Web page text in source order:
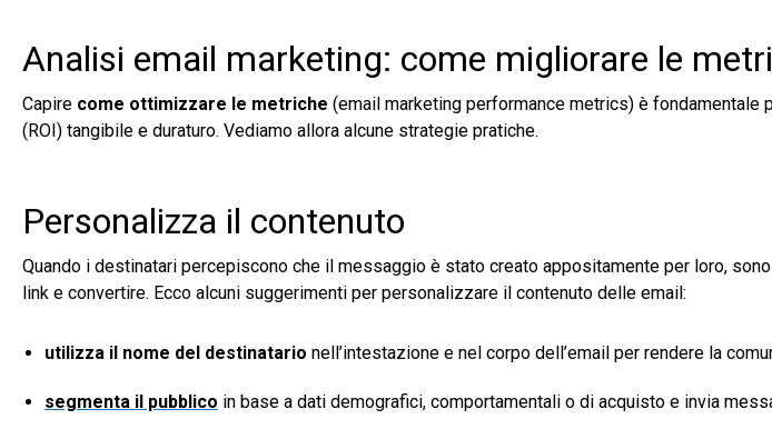
Analisi email marketing: come migliorare le
Capire come ottimizzare le metriche (email marketing performance metrics) è fondamentale
(ROI) tangibile e duraturo. Vediamo allora alcune strategie pratiche.
Personalizza il contenuto
Quando i destinatari percepiscono che il messaggio è stato creato appositamente per loro,
link e convertire. Ecco alcuni suggerimenti per personalizzare il contenuto delle email:
utilizza il nome del destinatario nell’intestazione e nel corpo dell’email per rendere la
segmenta il pubblico in base a dati demografici, comportamentali o di acquisto e invia